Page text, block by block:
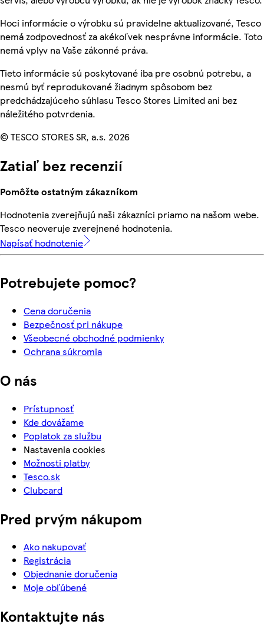
Hoci informácie o výrobku sú pravidelne aktualizované, Tesco
nemá zodpovednosť za akékoľvek nesprávne informácie. Toto
nemá vplyv na Vaše zákonné práva.
Tieto informácie sú poskytované iba pre osobnú potrebu, a
nesmú byť reprodukované žiadnym spôsobom bez
predchádzajúceho súhlasu Tesco Stores Limited ani bez
náležitého potvrdenia.
© TESCO STORES SR, a.s. 2026
Zatiaľ bez recenzií
Pomôžte ostatným zákazníkom
Hodnotenia zverejňujú naši zákazníci priamo na našom webe.
Tesco neoveruje zverejnené hodnotenia.
Napísať hodnotenie
Potrebujete pomoc?
Cena doručenia
Bezpečnosť pri nákupe
Všeobecné obchodné podmienky
Ochrana súkromia
O nás
Prístupnosť
Kde dovážame
Poplatok za službu
Nastavenia cookies
Možnosti platby
Tesco.sk
Clubcard
Pred prvým nákupom
Ako nakupovať
Registrácia
Objednanie doručenia
Moje obľúbené
Kontaktujte nás